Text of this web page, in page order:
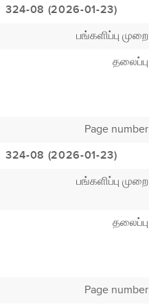
324-08 (2026-01-23)
பங்களிப்பு முறை
தலைப்பு
Page number
324-08 (2026-01-23)
பங்களிப்பு முறை
தலைப்பு
Page number